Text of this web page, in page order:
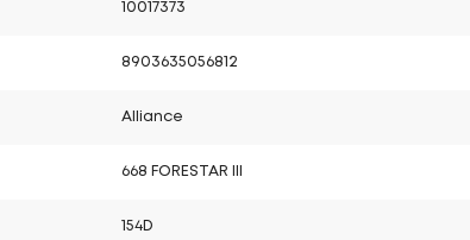
10017373
8903635056812
Alliance
668 FORESTAR III
154D